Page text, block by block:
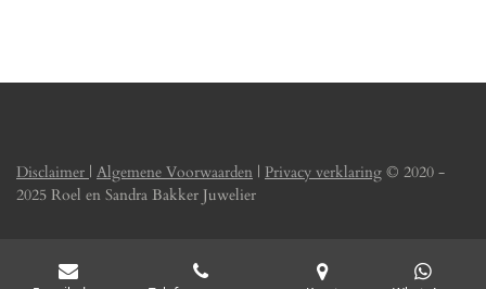
Disclaimer | Algemene Voorwaarden | Privacy verklaring © 2020 -
2025 Roel en Sandra Bakker Juwelier